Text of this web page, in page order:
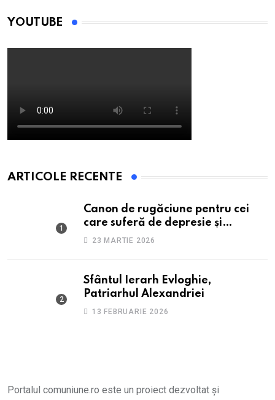
YOUTUBE
ARTICOLE RECENTE
Canon de rugăciune pentru cei
care suferă de depresie și
anxietate
23 MARTIE 2026
Sfântul Ierarh Evloghie,
Patriarhul Alexandriei
13 FEBRUARIE 2026
Portalul comuniune.ro este un proiect dezvoltat și